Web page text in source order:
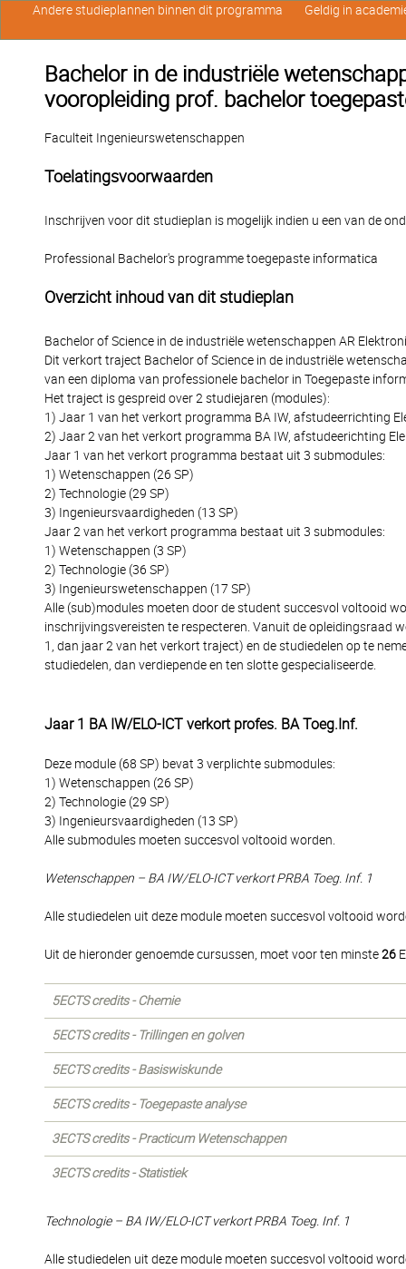
Bachelor in de industriële
vooropleiding prof. bachelor
Faculteit Ingenieurswetenschappen
Toelatingsvoorwaarden
Inschrijven voor dit studieplan is mogelijk indien u een van de
Professional Bachelor's programme toegepaste informatica
Overzicht inhoud van dit studieplan
Bachelor of Science in de industriële wetenschappen AR
Dit verkort traject Bachelor of Science in de industriële
van een diploma van professionele bachelor in Toegepaste
Het traject is gespreid over 2 studiejaren (modules):
1) Jaar 1 van het verkort programma BA IW, afstudeerrichting
2) Jaar 2 van het verkort programma BA IW, afstudeerichting
Jaar 1 van het verkort programma bestaat uit 3 submodules:
1) Wetenschappen (26 SP)
2) Technologie (29 SP)
3) Ingenieursvaardigheden (13 SP)
Jaar 2 van het verkort programma bestaat uit 3 submodules:
1) Wetenschappen (3 SP)
2) Technologie (36 SP)
3) Ingenieurswetenschappen (17 SP)
Alle (sub)modules moeten door de student succesvol voltooid
inschrijvingsvereisten te respecteren. Vanuit de opleidingsraad
1, dan jaar 2 van het verkort traject) en de studiedelen op te
studiedelen, dan verdiepende en ten slotte gespecialiseerde.
Jaar 1 BA IW/ELO-ICT verkort profes. BA Toeg.Inf.
Deze module (68 SP) bevat 3 verplichte submodules:
1) Wetenschappen (26 SP)
2) Technologie (29 SP)
3) Ingenieursvaardigheden (13 SP)
Alle submodules moeten succesvol voltooid worden.
Wetenschappen – BA IW/ELO-ICT verkort PRBA Toeg. Inf. 1
Alle studiedelen uit deze module moeten succesvol voltooid
Uit de hieronder genoemde cursussen, moet voor ten minste26
5ECTS credits - Chemie
5ECTS credits - Trillingen en golven
5ECTS credits - Basiswiskunde
5ECTS credits - Toegepaste analyse
3ECTS credits - Practicum Wetenschappen
3ECTS credits - Statistiek
Technologie – BA IW/ELO-ICT verkort PRBA Toeg. Inf. 1
Alle studiedelen uit deze module moeten succesvol voltooid
Andere studieplannen binnen dit programma Geldig in